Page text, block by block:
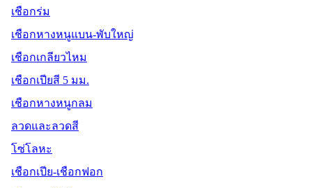
เชือกร่ม
เชือกหางหนูแบน-พับใหญ่
เชือกเกลียวไหม
เชือกเปียสี 5 มม.
เชือกหางหนูกลม
ลวดและลวดสี
โซ่โลหะ
เชือกเปีย-เชือกฟอก